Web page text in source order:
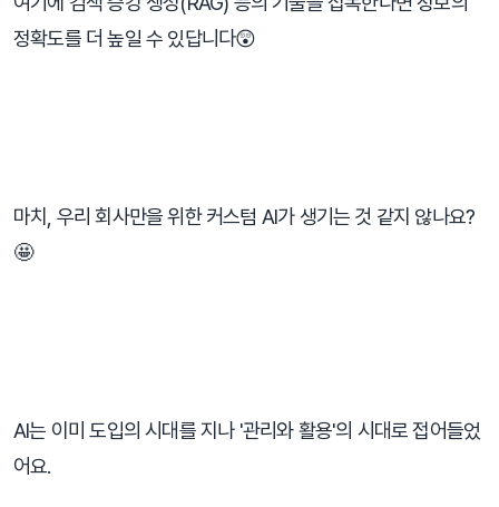
정확도를 더 높일 수 있답니다😲
마치, 우리 회사만을 위한 커스텀 AI가 생기는 것 같지 않나요?
🤩
AI는 이미 도입의 시대를 지나 '관리와 활용'의 시대로 접어들었
어요.